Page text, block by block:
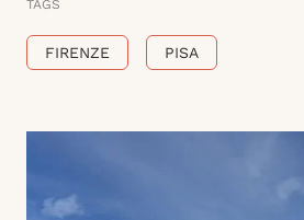
TAGS
FIRENZE PISA